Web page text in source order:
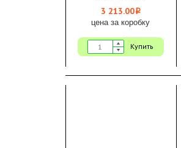
3 213.00i
цена за коробку
Купить